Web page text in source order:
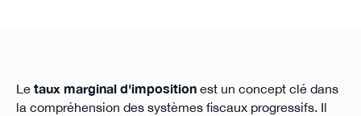
Le taux marginal d'impositionest un concept clé dans
la compréhension des systèmes fiscaux progressifs. Il